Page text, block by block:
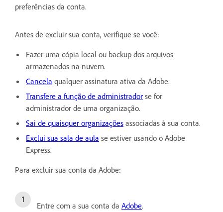
preferências da conta.
Antes de excluir sua conta, verifique se você:
Fazer uma cópia local ou backup dos arquivos
armazenados na nuvem.
Cancela qualquer assinatura ativa da Adobe.
Transfere a função de administrador se for
administrador de uma organização.
Sai de quaisquer organizações associadas à sua conta.
Exclui sua sala de aula se estiver usando o Adobe
Express.
Para excluir sua conta da Adobe:
Entre com a sua conta da Adobe.